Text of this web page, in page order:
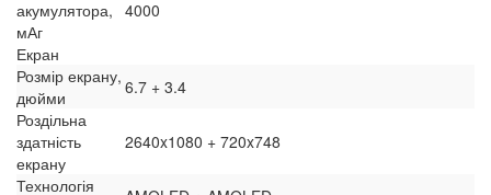
акумулятора,
мАг
4000
Екран
Розмір екрану,
дюйми
6.7 + 3.4
Роздільна
здатність
екрану
2640x1080 + 720x748
Технологія